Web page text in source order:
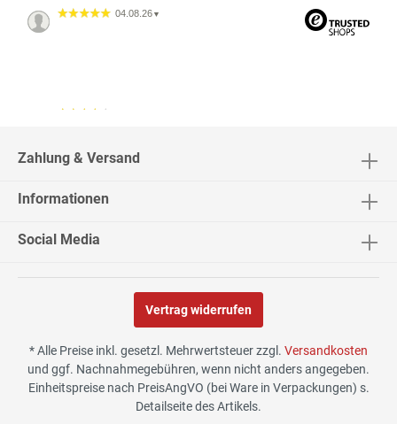
04.08.26 ▼
30.07.26▼
29.07.26
Zahlung & Versand
Informationen
Social Media
Vertrag widerrufen
* Alle Preise inkl. gesetzl. Mehrwertsteuer zzgl. Versandkosten
und ggf. Nachnahmegebühren, wenn nicht anders angegeben.
Einheitspreise nach PreisAngVO (bei Ware in Verpackungen) s.
Detailseite des Artikels.